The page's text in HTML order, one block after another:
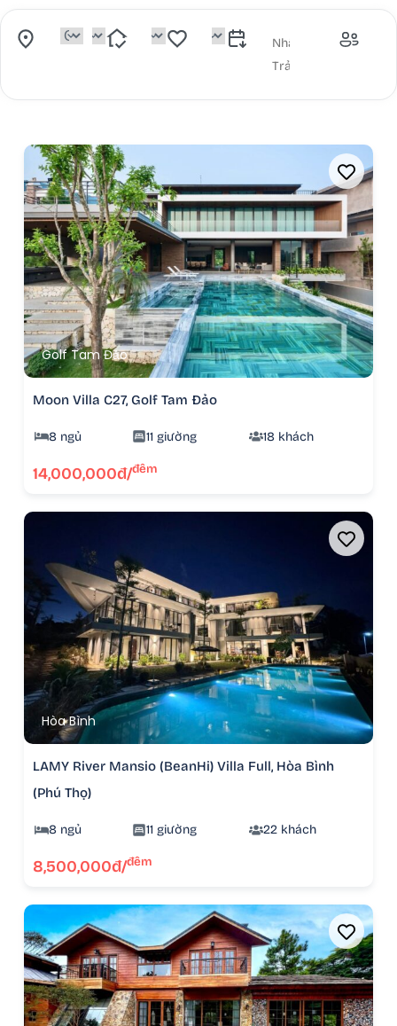
Golf Tam Đảo
Moon Villa C27, Golf Tam Đảo
8 ngủ 11 giường 18 khách
14,000,000đ/đêm
Hòa Bình
LAMY River Mansio (BeanHi) Villa Full, Hòa Bình
(Phú Thọ)
8 ngủ 11 giường 22 khách
8,500,000đ/đêm